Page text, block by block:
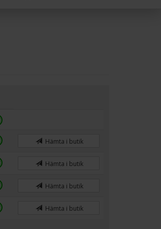
Hämta i butik
Hämta i butik
Hämta i butik
Hämta i butik